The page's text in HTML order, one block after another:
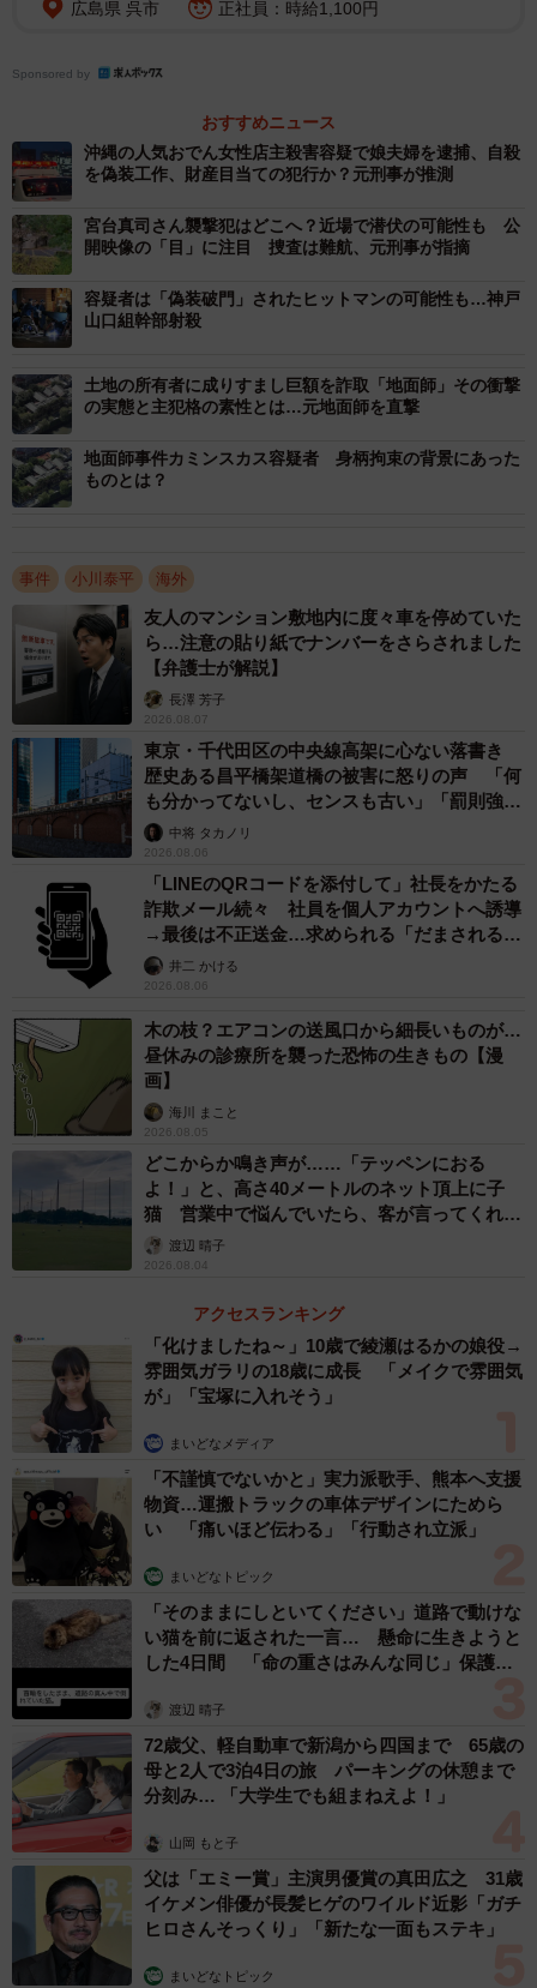
いう。
小川氏は「今回だけでなく、以前からあった『特殊な逃
げ道』です。重い罪が待っている母国に強制送還されない
ためだけにやっている『出来レース』ですから、告訴の途
中で取り下げたり、また別件で告訴したり。外にいるより
中にいる方が安全という考えで、裏金を渡して何年もいる
者がいます。そうして時間と金を稼ぎ、最終的には他人名
義のパスポートを得て第三国に出て行くというのが最終目
的です」と解説した。
さらに、小川氏は収容所の実態を説明した。
「私が以前にインタビューした者の話ですと、施設では
なく、（看守ら）個人に金を払って、たばこやファストフ
ード店の食べ物などを買ってきてもらう。VIPルームを担当
いうと金額が変わってくるということが普通に行われてい
る。金の入手ですが、日本円で1千万円くらいも持っている
と、収容所内でいろんなものが（インフレ状態になって）
高くなるので、フィリピンにいる交際相手や知人らに少し
ずつ（日本などから送られてきた）お金を持ってきてもら
う」
一方で、フィリピン・マルコス大統領の2月訪日を背景に
した対日本への配慮として、同国の外相が4人の容疑者を早
小川氏は「私が国際捜査課にいる時も、私の上司がフィ
リピンの日本大使館にいましたが、現在もフィリピンの日
分替えして常駐し、フィリピンの当局と引き渡しに関して
調整し、警察庁や警視庁と連絡を取り合っていると聞いて
います」と明かした。
その上で、小川氏は指示役とみられる4人以外にも、さら
なる“黒幕”がいると推測した。
「収容所の中から指示は出せても、その場所に日本国内
『収容所内の指示役に情報を渡せ』と実行役に指示する別
の者がいなければ、今回の一連の犯罪を行うのは難しい。
事件に直接関与しているかどうかは別として、『収容所内
の指示役への指示を実行役に指示する別の人間』がいると
思います。また、国外から指示を出していることを分かり
にくくするために、日本国内にも『ルフィ』という名前を
使っている者がいます」
今後の全容解明に向けて、小川氏は「指示役の容疑者は
逮捕されても完全黙秘を貫くでしょう。後は犯行に使った
通信機器ですね。どれだけ連絡を取り合っていたかが究明
されていくかも焦点になります」と見解を語った。
広島県 呉市
正社員：時給1,100円
Sponsored by
おすすめニュース
沖縄の人気おでん女性店主殺害容疑で娘夫婦を逮捕、自殺
を偽装工作、財産目当ての犯行か？元刑事が推測
宮台真司さん襲撃犯はどこへ？近場で潜伏の可能性も 公
開映像の「目」に注目 捜査は難航、元刑事が指摘
容疑者は「偽装破門」されたヒットマンの可能性も…神戸
山口組幹部射殺
土地の所有者に成りすまし巨額を詐取「地面師」その衝撃
の実態と主犯格の素性とは…元地面師を直撃
地面師事件カミンスカス容疑者 身柄拘束の背景にあった
ものとは？
事件 小川泰平 海外
友人のマンション敷地内に度々車を停めていた
ら…注意の貼り紙でナンバーをさらされました
【弁護士が解説】
長澤 芳子
2026.08.07
東京・千代田区の中央線高架に心ない落書き
歴史ある昌平橋架道橋の被害に怒りの声 「何
も分かってないし、センスも古い」「罰則強化
して」中将 タカノリ
2026.08.06
「LINEのQRコードを添付して」社長をかたる
詐欺メール続々 社員を個人アカウントへ誘導
→最後は不正送金…求められる「だまされる前
提」の対策
井二 かける
2026.08.06
木の枝？エアコンの送風口から細長いものが…
昼休みの診療所を襲った恐怖の生きもの【漫
画】
海川 まこと
2026.08.05
どこからか鳴き声が……「テッペンにおる
よ！」と、高さ40メートルのネット頂上に子
猫 営業中で悩んでいたら、客が言ってくれた
のは？
渡辺 晴子
2026.08.04
アクセスランキング
「化けましたね～」10歳で綾瀬はるかの娘役→
雰囲気ガラリの18歳に成長 「メイクで雰囲気
が」「宝塚に入れそう」
まいどなメディア
「不謹慎でないかと」実力派歌手、熊本へ支援
物資…運搬トラックの車体デザインにためら
い 「痛いほど伝わる」「行動され立派」
まいどなトピック
「そのままにしといてください」道路で動けな
い猫を前に返された一言… 懸命に生きようと
した4日間 「命の重さはみんな同じ」保護団
渡辺 晴子
72歳父、軽自動車で新潟から四国まで 65歳の
母と2人で3泊4日の旅 パーキングの休憩まで
分刻み… 「大学生でも組まねえよ！」
山岡 もと子
父は「エミー賞」主演男優賞の真田広之 31歳
イケメン俳優が長髪ヒゲのワイルド近影「ガチ
ヒロさんそっくり」「新たな一面もステキ」
まいどなトピック